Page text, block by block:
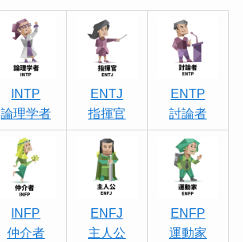
INTP
論理学者
ENTJ
指揮官
ENTP
討論者
INFP
仲介者
ENFJ
主人公
ENFP
運動家